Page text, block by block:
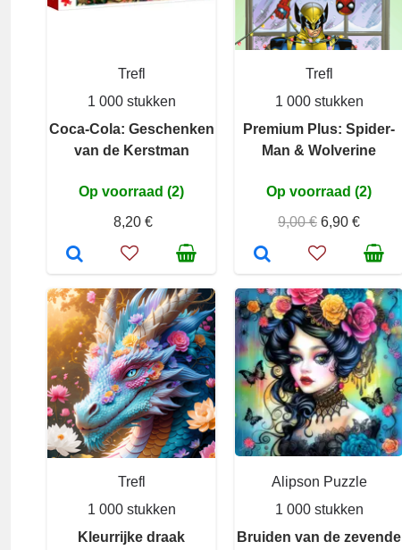
Trefl
1 000 stukken
Coca-Cola: Geschenken
van de Kerstman
Op voorraad (2)
8,20 €
Trefl
1 000 stukken
Premium Plus: Spider-
Man & Wolverine
Op voorraad (2)
9,00 € 6,90 €
Trefl
1 000 stukken
Kleurrijke draak
Alipson Puzzle
1 000 stukken
Bruiden van de zevende